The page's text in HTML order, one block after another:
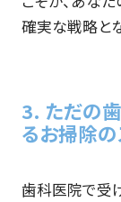
確実な戦略と
3. ただの
るお掃除
歯科医院で受